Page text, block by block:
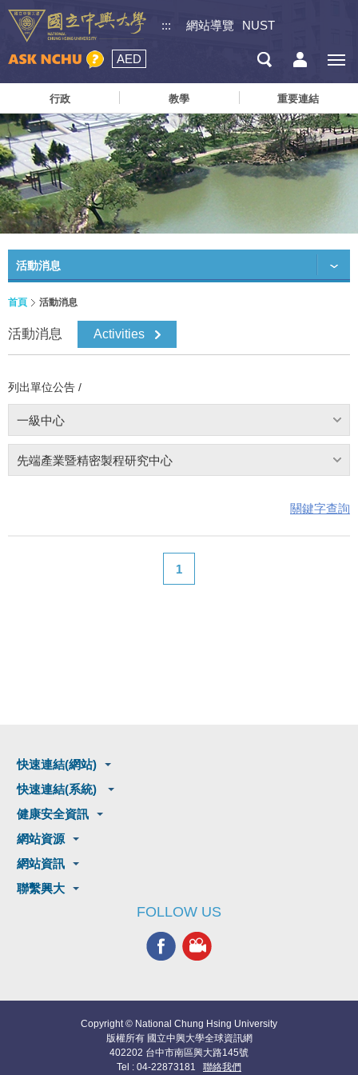
::: 網站導覽 NUST
AED
行政 教學 重要連結
活動消息
首頁 活動消息
活動消息 Activities
列出單位公告 /
一級中心
先端產業暨精密製程研究中心
關鍵字查詢
1
快速連結(網站)
快速連結(系統)
健康安全資訊
網站資源
網站資訊
聯繫興大
FOLLOW US
Copyright © National Chung Hsing University
版權所有 國立中興大學全球資訊網
402202 台中市南區興大路145號
Tel : 04-22873181 聯絡我們